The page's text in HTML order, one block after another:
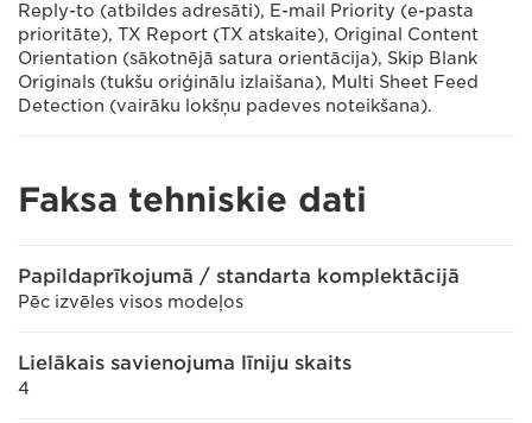
Reply-to (atbildes adresāti), E-mail Priority (e-pasta
prioritāte), TX Report (TX atskaite), Original Content
Orientation (sākotnējā satura orientācija), Skip Blank
Originals (tukšu oriģinālu izlaišana), Multi Sheet Feed
Detection (vairāku lokšņu padeves noteikšana).
Faksa tehniskie dati
Papildaprīkojumā / standarta komplektācijā
Pēc izvēles visos modeļos
Lielākais savienojuma līniju skaits
4